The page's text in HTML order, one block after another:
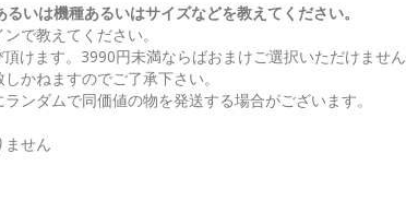
いは機種あるいはサイズなどを教えてください。
で教えてください。
けます。3990円未満ならばおまけご選択いただけません
かねますのでご了承下さい。
ンダムで同価値の物を発送する場合がございます。
ません